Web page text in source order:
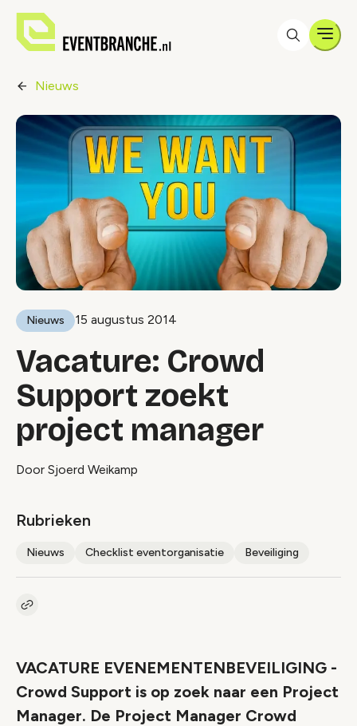
Nieuws
Nieuws 15 augustus 2014
Vacature: Crowd
Support zoekt
project manager
Door Sjoerd Weikamp
Rubrieken
Nieuws Checklist eventorganisatie Beveiliging
Kopieer link naar artikel
VACATURE EVENEMENTENBEVEILIGING -
Crowd Support is op zoek naar een Project
Manager. De Project Manager Crowd